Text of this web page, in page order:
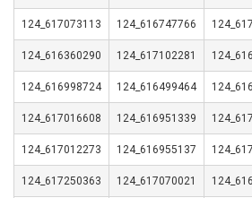
124_617073113 124_616747766
124_616360290 124_617102281
124_616998724 124_616499464
124_617016608 124_616951339
124_617012273 124_616955137
124_617250363 124_617070021